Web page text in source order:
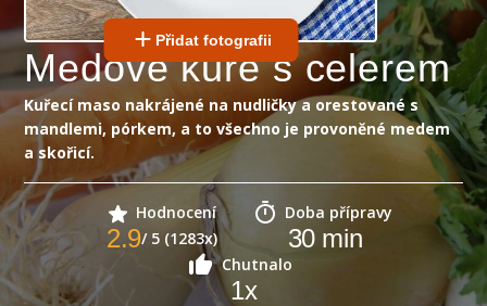
Přidat fotografii
Medové kuře s celerem
Kuřecí maso nakrájené na nudličky a orestované s
mandlemi, pórkem, a to všechno je provoněné medem
a skořicí.
Hodnocení
2.9/ 5 (1283x)
Doba přípravy
30min
Chutnalo
1x